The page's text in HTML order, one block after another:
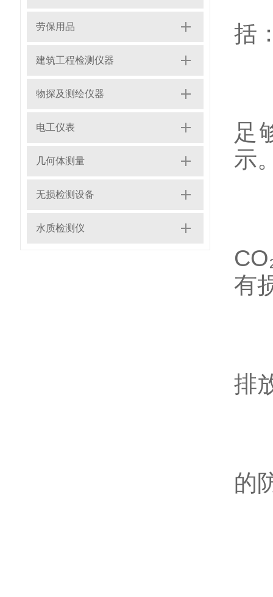
劳保用品
建筑工程检测仪器
物探及测绘仪器
电工仪表
几何体测量
无损检测设备
水质检测仪
括
足
示
有
排
的